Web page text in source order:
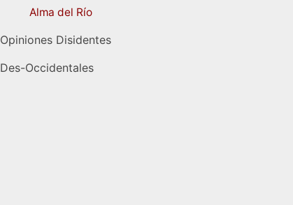
Alma del Río
Opiniones Disidentes
Des-Occidentales